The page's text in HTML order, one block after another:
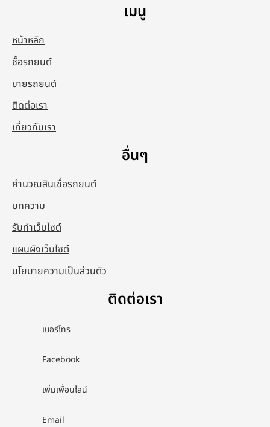
เมนู
หน้าหลัก
ซื้อรถยนต์
ขายรถยนต์
ติดต่อเรา
เกี่ยวกับเรา
อื่นๆ
คำนวณสินเชื่อรถยนต์
บทความ
รับทำเว็บไซต์
แผนผังเว็บไซต์
นโยบายความเป็นส่วนตัว
ติดต่อเรา
เบอร์โทร
Facebook
เพิ่มเพื่อนไลน์
Email